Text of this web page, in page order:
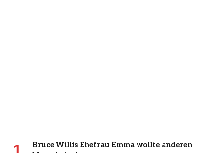
Bruce Willis Ehefrau Emma wollte anderen